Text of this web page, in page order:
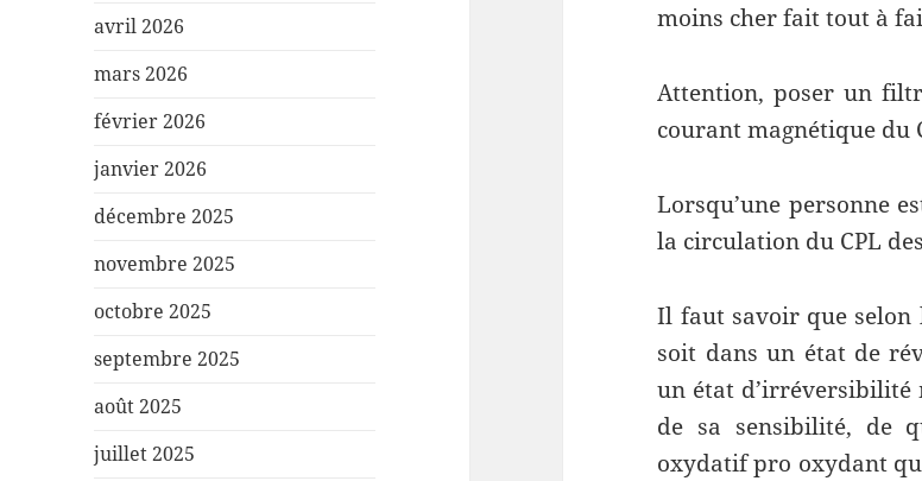
avril 2026
mars 2026
février 2026
janvier 2026
décembre 2025
novembre 2025
octobre 2025
septembre 2025
août 2025
juillet 2025
moins cher fait tout à
Attention, poser un
courant magnétique du
Lorsqu’une personne
la circulation du CPL
Il faut savoir que selon
soit dans un état de
un état d’irréversibilité
de sa sensibilité, de
oxydatif pro oxydant